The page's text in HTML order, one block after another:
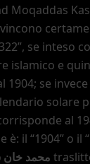
Moqaddas
, se inteso
islamico e
1904; se
solare
al
è: il “1904” o il
محمد خان